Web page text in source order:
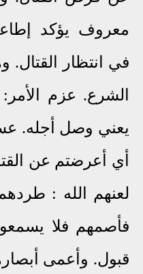
معروف يؤكد
في انتظار القتال.
الشرع. عزم
يعني وصل أجله.
أي أعرضتم عن
لعنهم الله :
فأصمهم فلا
قبول. وأعمى